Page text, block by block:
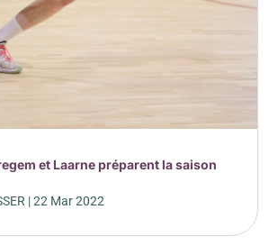
et Laarne préparent la saison
|22 Mar 2022